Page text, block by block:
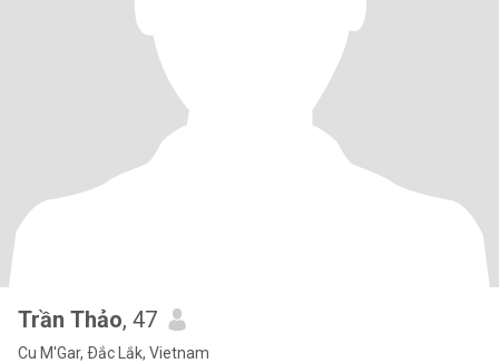
Trần Thảo, 47
Cu M'Gar, Ðắc Lắk, Vietnam